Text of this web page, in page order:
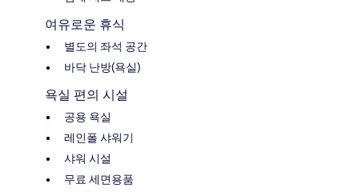
여유로운 휴식
별도의 좌석 공간
바닥 난방(욕실)
욕실 편의 시설
공용 욕실
레인폴 샤워기
샤워 시설
무료 세면용품